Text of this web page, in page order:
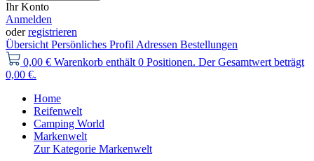
Ihr Konto
Anmelden
oderregistrieren
Übersicht Persönliches Profil Adressen Bestellungen
0,00 € Warenkorb enthält 0 Positionen. Der Gesamtwert beträgt
0,00 €.
Home
Reifenwelt
Camping World
Markenwelt
Zur Kategorie Markenwelt